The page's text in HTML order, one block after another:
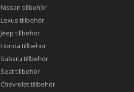
Nissan tillbehör
Lexus tillbehör
Jeep tillbehör
Honda tillbehör
Subaru tillbehör
Seat tillbehör
Chevrolet tillbehör